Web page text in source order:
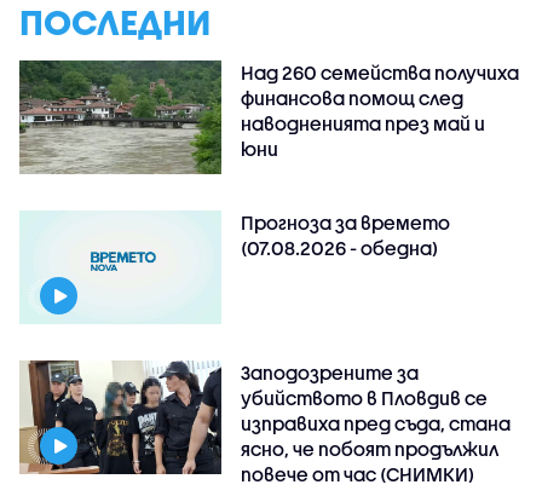
ПОСЛЕДНИ
Над 260 семейства получиха
финансова помощ след
наводненията през май и
юни
Прогноза за времето
(07.08.2026 - обедна)
Заподозрените за
убийството в Пловдив се
изправиха пред съда, стана
ясно, че побоят продължил
повече от час (СНИМКИ)